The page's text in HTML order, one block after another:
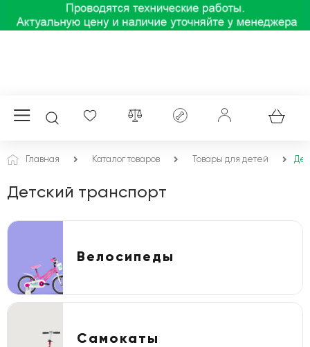
Главная Каталог товаров Товары для детей
Детский транспорт
Велосипеды
Самокаты